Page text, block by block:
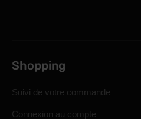
Shopping
Suivi de votre commande
Connexion au compte